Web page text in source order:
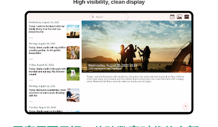
记录。 用加密功能保护私人内容 ：对于包含敏感内容的日...
忆的地点 - 照片位置信息功能 Goodiary带来了有趣的体验。通
过照片，您可以清楚地看到当天的记录发生在哪里，唤起当时的
记忆。这项功能就像一台小型的时间机器，帮助您找回遗忘的回
忆。 多种账户同步功能 - 支持Google与Apple账户 Goodiary可
以轻松与Google和Apple账户同步，无论身处何地都可以方便使
用。同时管理两个平台，对于喜欢使用社交媒体的人来说更具吸
引力。 无付费高级功能 我试过的大多数日记应用中，实用功能往